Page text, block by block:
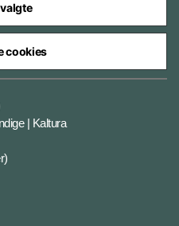
Forsvarsministeriet
cookies
| Kaltura